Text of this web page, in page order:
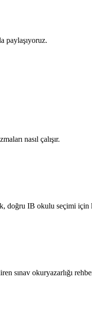
paylaşıyoruz.
nasıl çalışır.
doğru IB okulu seçimi
sınav okuryazarlığı